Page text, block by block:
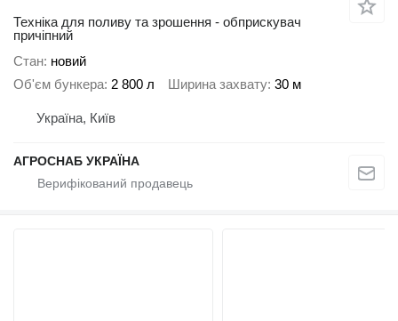
Техніка для поливу та зрошення - обприскувач
причіпний
Стан новий
Об'єм бункера 2 800 л Ширина захвату 30 м
Україна, Київ
АГРОСНАБ УКРАЇНА